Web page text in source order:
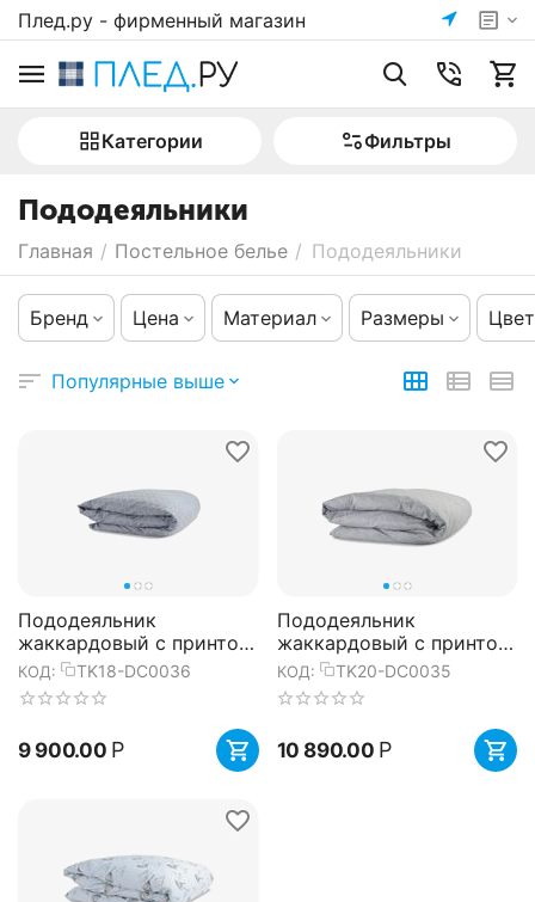
Плед.ру - фирменный магазин
Категории Фильтры
Пододеяльники
Главная / Постельное белье / Пододеяльники
Бренд Цена Материал Размеры Цвет
Популярные выше
Пододеяльник
жаккардовый с принтом
Хвойный вальс Russian
North, 200х200 см,
Tkano
КОД: TK18-DC0036
9 900.00 Р
Пододеяльник
жаккардовый с принтом
Ягоды тайги Russian
North, 200х220 см,
Tkano
КОД: TK20-DC0035
10 890.00 Р